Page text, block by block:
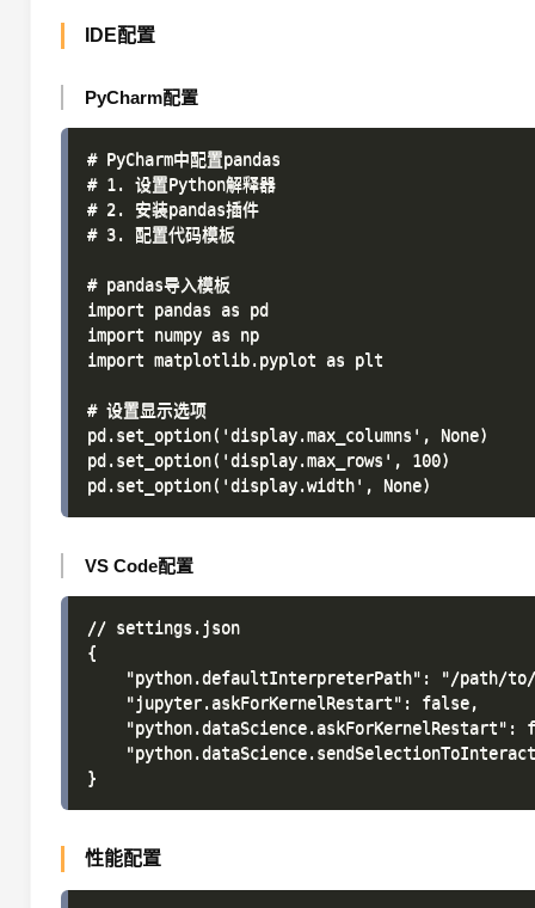
IDE配置
PyCharm配置
# PyCharm中配置pandas
# 1. 设置Python解释器
# 2. 安装pandas插件
# 3. 配置代码模板
# pandas导入模板
import pandas as pd
import numpy as np
import matplotlib.pyplot as plt
# 设置显示选项
pd.set_option('display.max_columns', None)
pd.set_option('display.max_rows', 100)
VS Code配置
// settings.json
{
"python.defaultInterpreterPath": "/path/
    "jupyter.askForKernelRestart": false,
"python.dataScience.askForKernelRestart":
性能配置